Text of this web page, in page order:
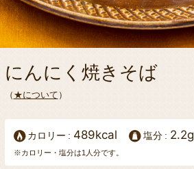
にんにく焼きそば
（ ★について ）
カロリー 489kcal 塩分 2.2g
※カロリー・塩分は1人分です。